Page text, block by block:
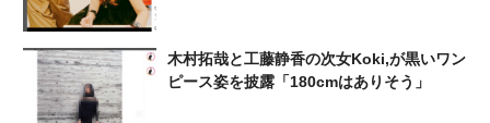
木村拓哉と工藤静香の次女Koki,が黒いワン
ピース姿を披露「180cmはありそう」